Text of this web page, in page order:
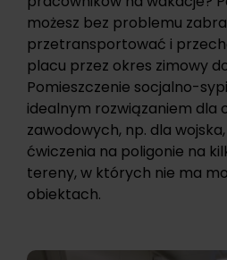
możesz bez problemu
przetransportować i
placu przez okres zimowy
Pomieszczenie socjalno-
idealnym rozwiązaniem dla
zawodowych, np. dla
ćwiczenia na poligonie na
tereny, w których nie ma
obiektach.